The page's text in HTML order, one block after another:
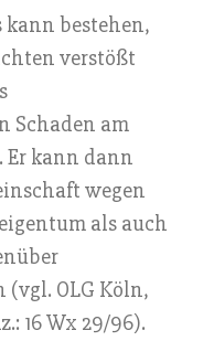
kann bestehen,
verstößt
Schaden am
Er kann dann
wegen
als auch
OLG Köln,
16 Wx 29/96).